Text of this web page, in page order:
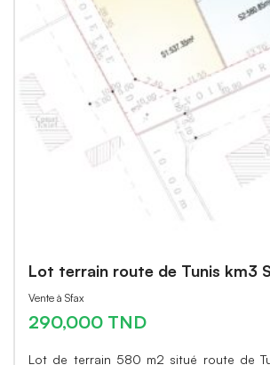
Lot terrain route de Tunis km3
Vente à Sfax
290,000 TND
Lot de terrain 580 m2 situé route de